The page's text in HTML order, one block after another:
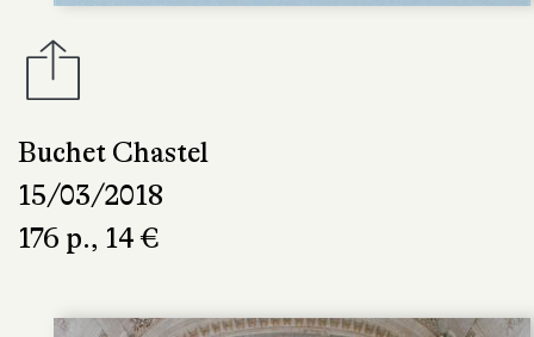
Buchet Chastel
15/03/2018
176 p., 14 €